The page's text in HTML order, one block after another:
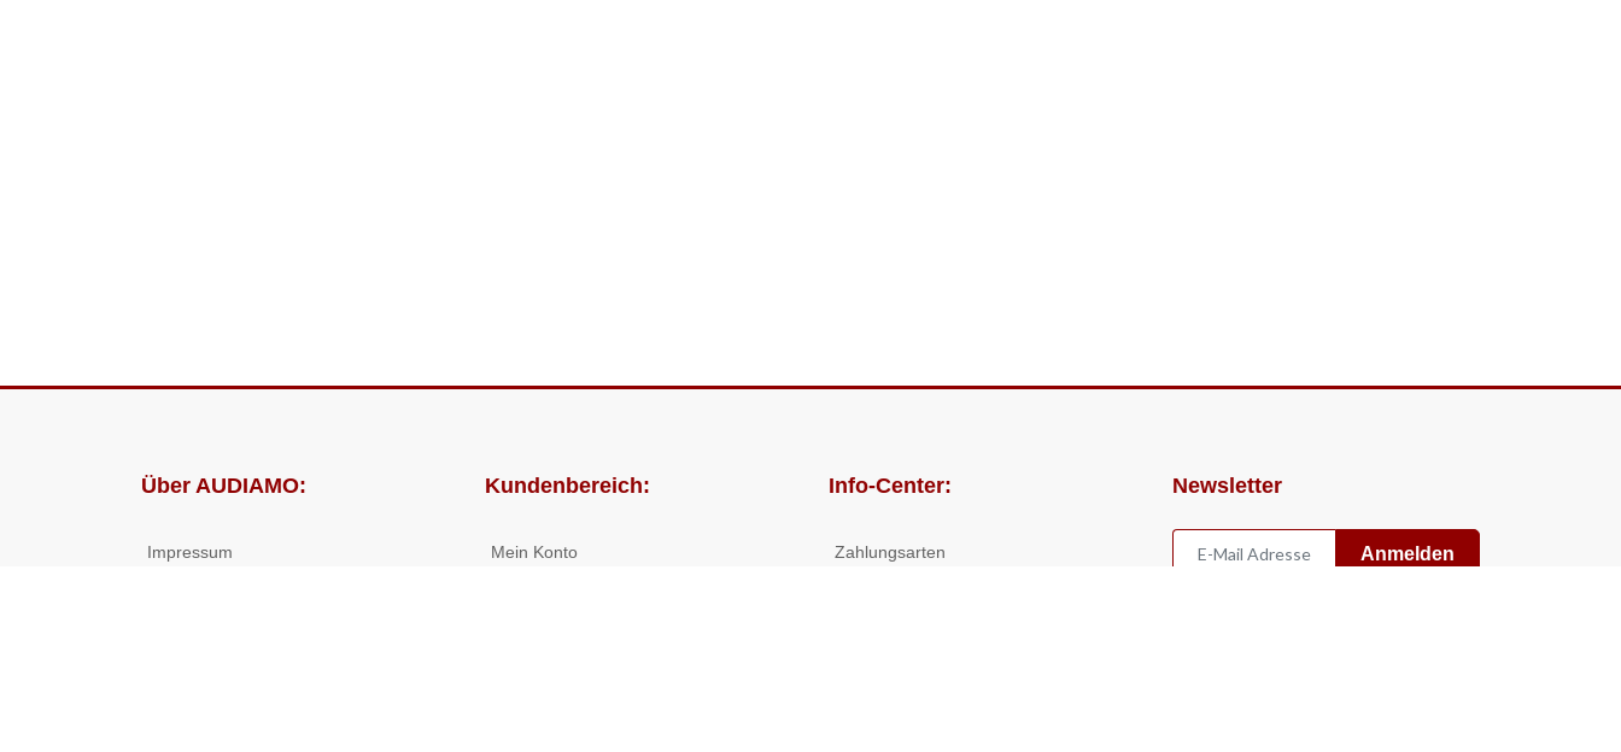
Über AUDIAMO:
Impressum
Kundenbereich:
Mein Konto
Info-Center:
Zahlungsarten
Newsletter
Anmelden